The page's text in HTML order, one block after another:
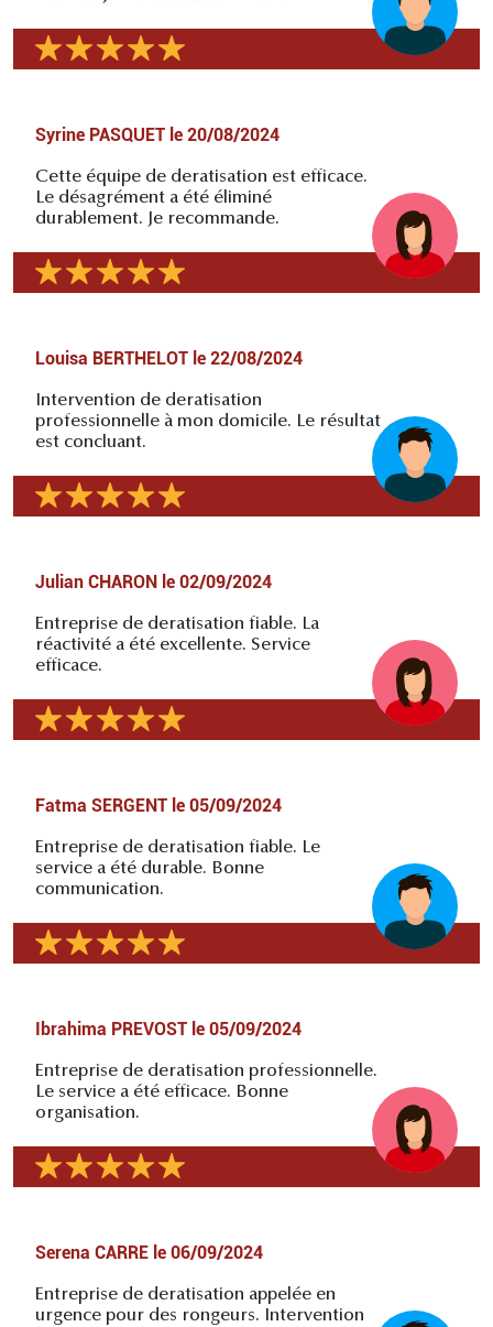
Syrine PASQUET le 20/08/2024
Cette équipe de deratisation est efficace.
Le désagrément a été éliminé
durablement. Je recommande.
Louisa BERTHELOT le 22/08/2024
Intervention de deratisation
professionnelle à mon domicile. Le résultat
est concluant.
Julian CHARON le 02/09/2024
Entreprise de deratisation fiable. La
réactivité a été excellente. Service
efficace.
Fatma SERGENT le 05/09/2024
Entreprise de deratisation fiable. Le
service a été durable. Bonne
communication.
Ibrahima PREVOST le 05/09/2024
Entreprise de deratisation professionnelle.
Le service a été efficace. Bonne
organisation.
Serena CARRE le 06/09/2024
Entreprise de deratisation appelée en
urgence pour des rongeurs. Intervention